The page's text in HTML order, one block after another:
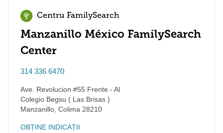
Centru FamilySearch
Manzanillo México FamilySearch
Center
314 336 6470
Ave. Revolucion #55 Frente - Al
Colegio Begsu ( Las Brisas )
Manzanillo Colima 28210
OBȚINE INDICAȚII